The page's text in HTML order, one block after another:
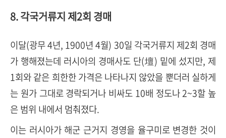
8. 각국거류지 제2회 경매
이달(광무 4년, 1900년 4월) 30일 각국거류지 제2회 경매
가 행해졌는데 러시아의 경매사도 단(壇) 밑에 섰지만, 제
1회와 같은 희한한 가격은 나타나지 않았을 뿐더러 실하게
는 원가 그대로 경락되거나 비싸도 10배 정도나 2~3할 높
은 범위 내에서 멈춰졌다.
이는 러시아가 해군 근거지 경영을 율구미로 변경한 것이